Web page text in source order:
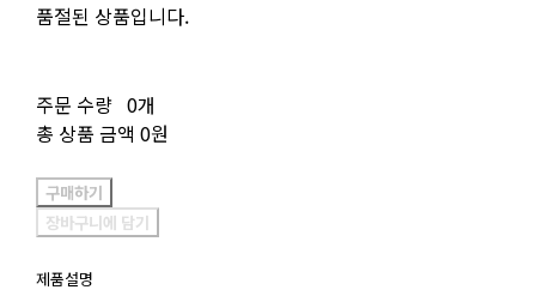
품절된 상품입니다.
주문 수량 0개
총 상품 금액 0원
구매하기
장바구니에 담기
제품설명